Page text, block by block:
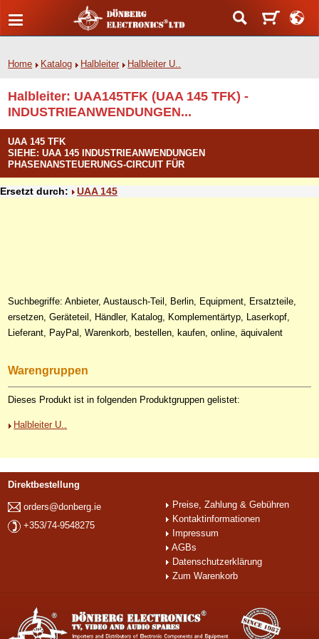
Home Katalog Halbleiter Halbleiter U..
Halbleiter: UAA145TFK (UAA 145 TFK) -
INDUSTRIEANWENDUNGEN...
UAA 145 TFK
SIEHE: UAA 145 INDUSTRIEANWENDUNGEN
PHASENANSTEUERUNGS-CIRCUIT FÜR
Ersetzt durch: UAA 145
Suchbegriffe: Anbieter, Austausch-Teil, Berlin, Equipment, Ersatzteile,
ersetzen, Geräteteil, Händler, Katalog, Komplementärtyp, Laserkopf,
Lieferant, PayPal, Warenkorb, bestellen, kaufen, online, äquivalent
Warengruppen
Dieses Produkt ist in folgenden Produktgruppen gelistet:
Halbleiter U..
Direktbestellung
orders@donberg.ie
+353/74-9548275
Preise, Zahlung & Gebühren
Kontaktinformationen
Impressum
AGBs
Datenschutzerklärung
Zum Warenkorb